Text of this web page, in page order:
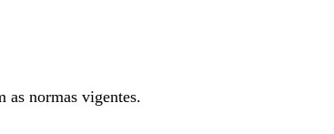
as normas vigentes.